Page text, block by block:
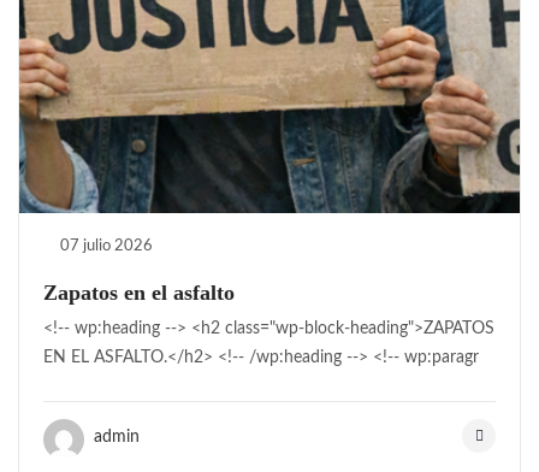
07 julio 2026
Zapatos en el asfalto
<!-- wp:heading --> <h2 class="wp-block-heading">ZAPATOS
EN EL ASFALTO.</h2> <!-- /wp:heading --> <!-- wp:paragr
admin